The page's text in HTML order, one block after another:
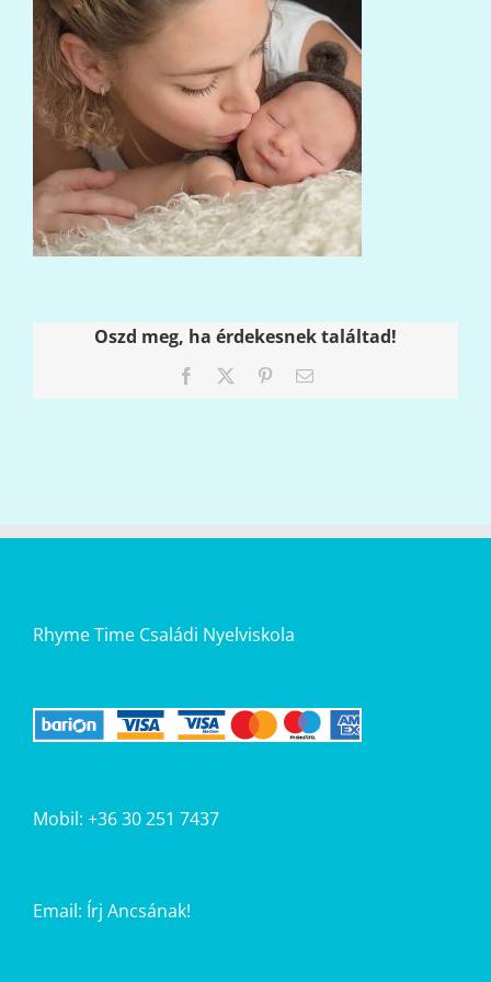
Oszd meg, ha érdekesnek találtad!
Facebook PinterestEmail:
Rhyme Time Családi Nyelviskola
Mobil: +36 30 251 7437
Email: Írj Ancsának!